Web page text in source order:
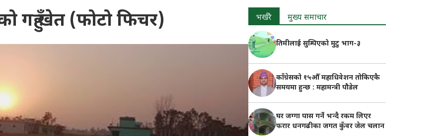
गहुँ खेत (फोटो फिचर) भर्खरै मुख्य समाचार
तिमीलाई सुम्पिएको मुटु भाग-३
काँग्रेसको १५औँ महाधिवेशन तोकिएकै
समयमा हुन्छ : महामन्त्री पौडेल
घर जग्गा पास गर्ने भन्दै रकम लिएर
फरार धनगढीका जगत कुँवर जेल चलान